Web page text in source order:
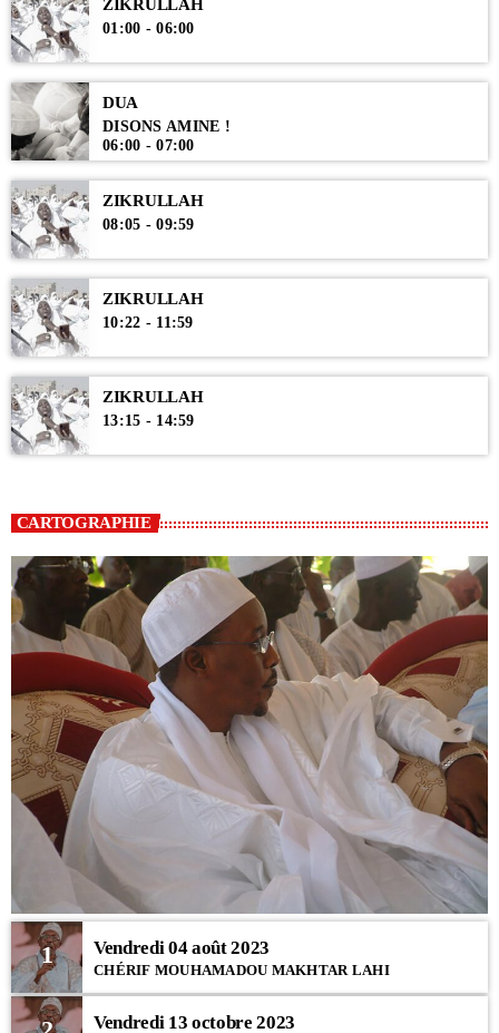
ZIKRULLAH
01:00 - 06:00
DUA
DISONS AMINE !
06:00 - 07:00
ZIKRULLAH
08:05 - 09:59
ZIKRULLAH
10:22 - 11:59
ZIKRULLAH
13:15 - 14:59
CARTOGRAPHIE
1 Vendredi 04 août 2023
CHÉRIF MOUHAMADOU MAKHTAR LAHI
Vendredi 13 octobre 2023